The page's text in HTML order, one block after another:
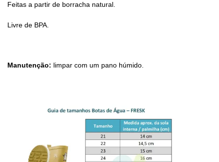
Feitas a partir de borracha natural.
Livre de BPA.
Manutenção: limpar com um pano húmido.